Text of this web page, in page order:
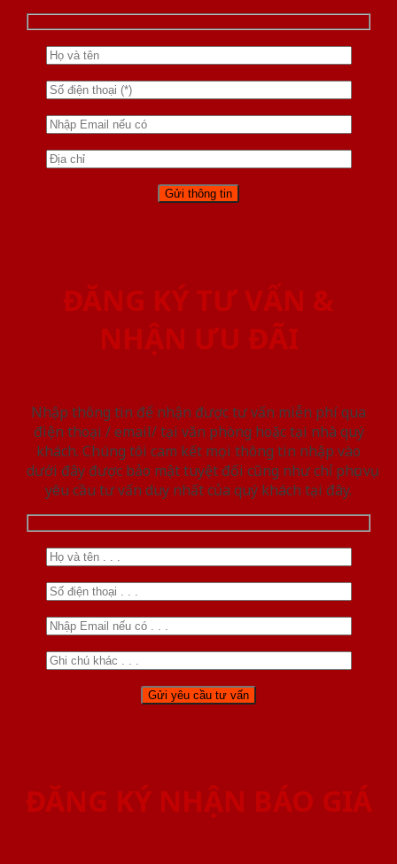
ĐĂNG KÝ TƯ VẤN &
NHẬN ƯU ĐÃI
Nhập thông tin để nhận được tư vấn miễn phí qua
điện thoại / email/ tại văn phòng hoặc tại nhà quý
khách. Chúng tôi cam kết mọi thông tin nhập vào
dưới đây được bảo mật tuyệt đối cũng như chỉ phục vụ
yêu cầu tư vấn duy nhất của quý khách tại đây.
ĐĂNG KÝ NHẬN BÁO GIÁ